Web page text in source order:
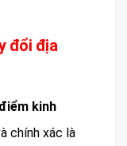
đổi địa
kinh
chính xác là